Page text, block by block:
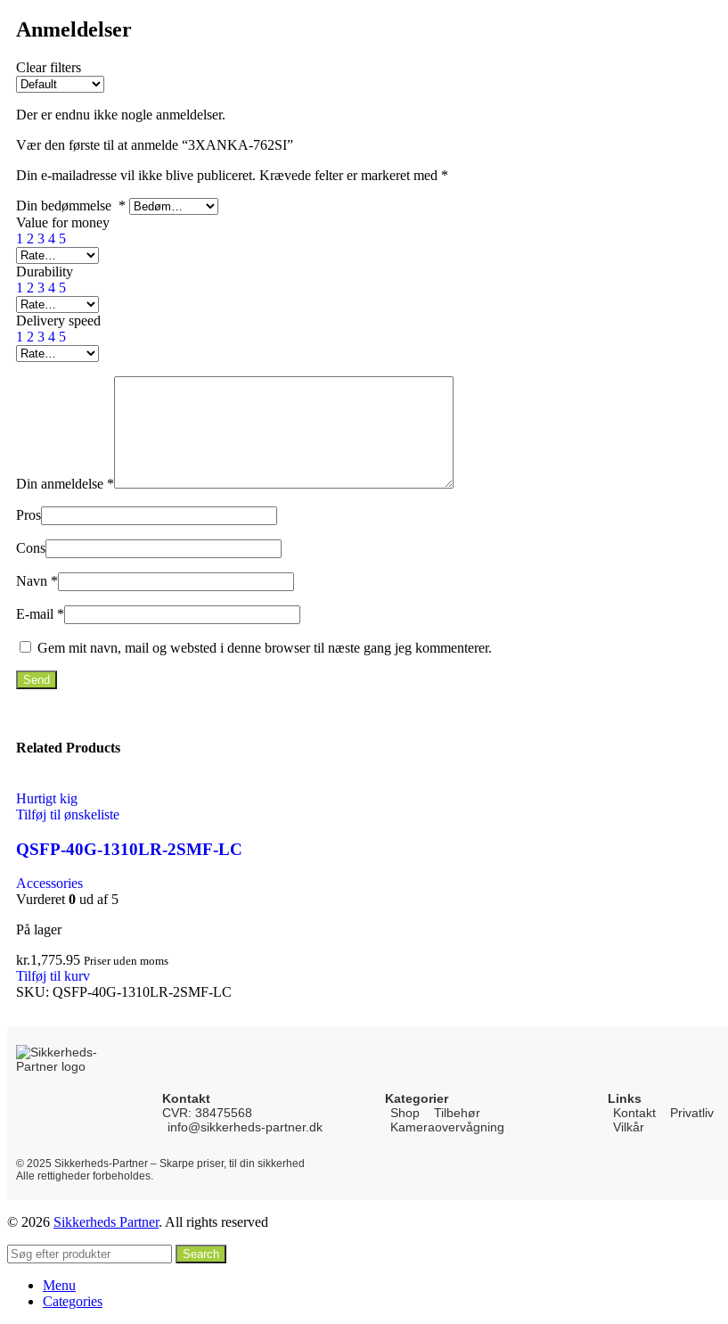
Anmeldelser
Clear filters
Der er endnu ikke nogle anmeldelser.
Vær den første til at anmelde “3XANKA-762SI”
Din e-mailadresse vil ikke blive publiceret. Krævede felter er markeret med *
Din bedømmelse *
Value for money
1 2 3 4 5
Durability
1 2 3 4 5
Delivery speed
1 2 3 4 5
Din anmeldelse *
Pros
Cons
Navn *
E-mail *
Gem mit navn, mail og websted i denne browser til næste gang jeg kommenterer.
Related Products
Hurtigt kig
Tilføj til ønskeliste
QSFP-40G-1310LR-2SMF-LC
Accessories
Vurderet0 ud af 5
På lager
kr.1,775.95 Priser uden moms
Tilføj til kurv
SKU: QSFP-40G-1310LR-2SMF-LC
Kontakt
CVR: 38475568
info@sikkerheds-partner.dk
Kategorier
Shop
Tilbehør
Kameraovervågning
Links
Kontakt
Privatliv
Vilkår
© 2025 Sikkerheds-Partner – Skarpe priser, til din sikkerhed
Alle rettigheder forbeholdes.
© 2026 Sikkerheds Partner. All rights reserved
Search
Menu
Categories